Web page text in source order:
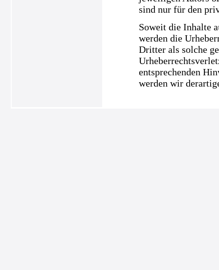
sind nur für den
Soweit die Inhalte
werden die
Dritter als solche
entsprechenden
werden wir